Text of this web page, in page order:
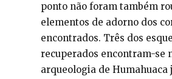
ponto não foram também
elementos de adorno dos
encontrados. Três dos
recuperados encontram-se
arqueologia de Humahuaca